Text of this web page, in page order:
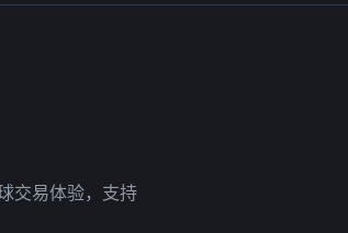
交易体验，支持